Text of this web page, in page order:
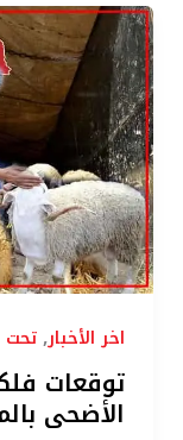
اخر الأخبار,تحت
توقعات
الأضحى
توقعات
فلكية
تكشف
تاريخ
عيد
الأضحى
بالمغرب